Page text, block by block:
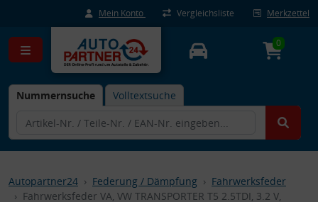
Mein Konto Vergleichsliste Merkzettel
Nummernsuche Volltextsuche
0
Autopartner24 Federung / Dämpfung
Fahrwerksfeder
Fahrwerksfeder VA, VW TRANSPORTER T5 2.5TDI, 3.2 V,